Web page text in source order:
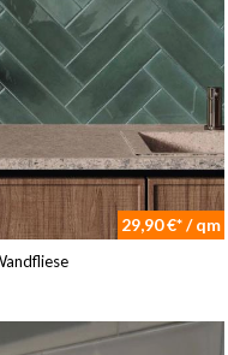
29,90 €* / qm